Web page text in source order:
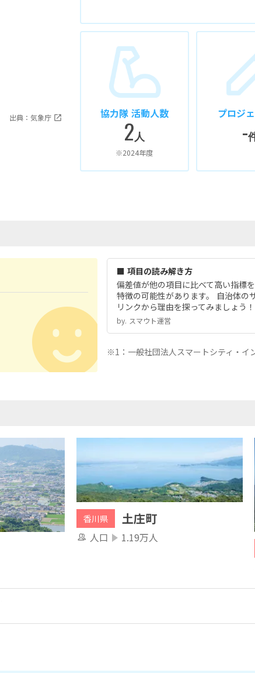
出典：気象庁 協力隊 活動人数
2人
※2024年度
プロジ
-
■ 項目の読み解き方
偏差値が他の項目に比べて高い指標
特徴の可能性があります。 自治体の
リンクから理由を探ってみましょう！
by.︎ スマウト運営
※1：一般社団法人スマートシティ・イ
香川県 土庄町
人口 1.19万人